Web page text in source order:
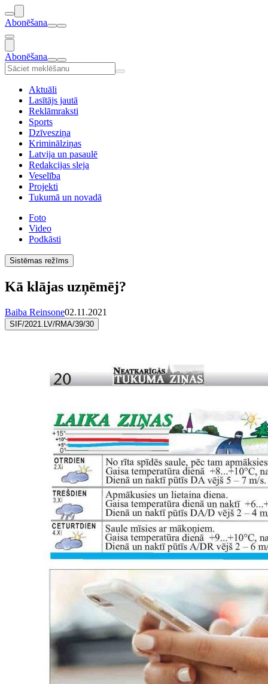
Abonēšana
Abonēšana
Aktuāli
Lasītājs jautā
Reklāmraksti
Sports
Dzīvesziņa
Kriminālziņas
Latvija un pasaulē
Redakcijas sleja
Veselība
Projekti
Tukumā un novadā
Foto
Video
Podkāsti
Sistēmas režīms
Kā klājas uzņēmēj?
Baiba Reinsone02.11.2021
SIF/2021.LV/RMA/39/30